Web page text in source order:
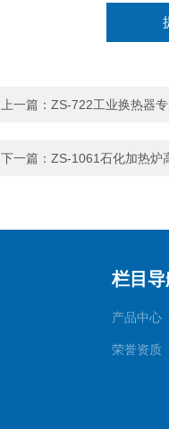
上一篇： ZS-722工业换热器
下一篇： ZS-1061石化加热炉
栏目导
产品中心
荣誉资质